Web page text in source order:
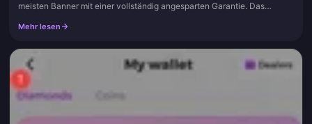
meisten Banner mit einer vollständig angesparten Garantie. Das
Mehr lesen